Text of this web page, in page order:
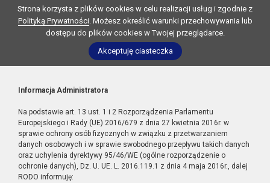
Strona korzysta z plików cookies w celu realizacji usług i zgodnie z
Polityką Prywatności. Możesz określić warunki przechowywania lub
dostępu do plików cookies w Twojej przeglądarce.
Akceptuję ciasteczka
Informacja Administratora
Na podstawie art. 13 ust. 1 i 2 Rozporządzenia Parlamentu
Europejskiego i Rady (UE) 2016/679 z dnia 27 kwietnia 2016r. w
sprawie ochrony osób fizycznych w związku z przetwarzaniem
danych osobowych i w sprawie swobodnego przepływu takich danych
oraz uchylenia dyrektywy 95/46/WE (ogólne rozporządzenie o
ochronie danych), Dz. U. UE. L. 2016.119.1 z dnia 4 maja 2016r., dalej
RODO informuję: